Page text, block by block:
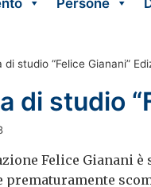
di studio “Felice Gianani”
di studio
Felice Gianani
prematuramente